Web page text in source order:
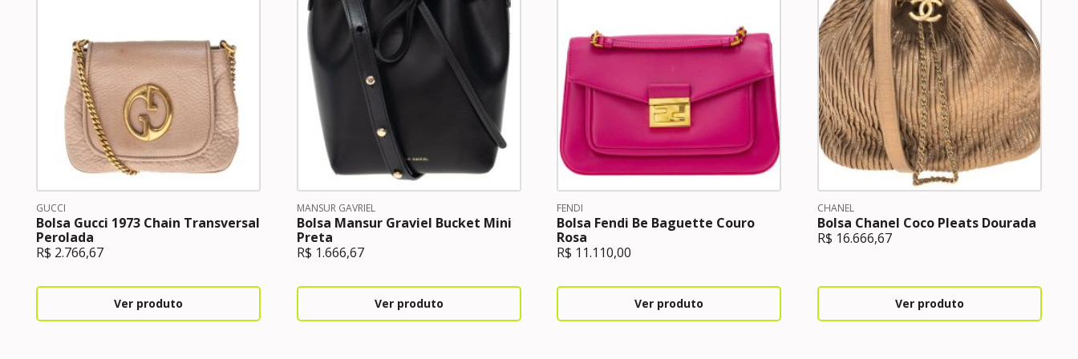
GUCCI
Bolsa Gucci 1973 Chain Transversal
Perolada
R$ 2.766,67
Ver produto
MANSUR GAVRIEL
Bolsa Mansur Graviel Bucket Mini
Preta
R$ 1.666,67
Ver produto
FENDI
Bolsa Fendi Be Baguette Couro
Rosa
R$ 11.110,00
Ver produto
CHANEL
Bolsa Chanel Coco Pleats Dourada
R$ 16.666,67
Ver produto